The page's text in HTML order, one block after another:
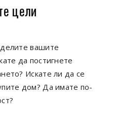
цели
вашите
да постигнете
Искате ли да се
дом? Да имате по-